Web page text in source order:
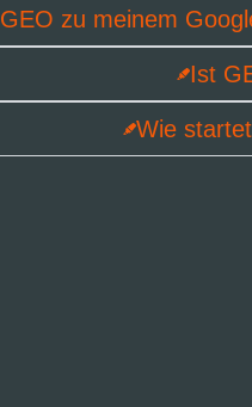
zu meinem
Ist
Wie